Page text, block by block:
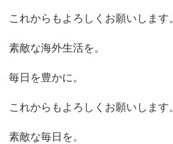
これからもよろしくお願いします。
素敵な海外生活を。
毎日を豊かに。
これからもよろしくお願いします。
素敵な毎日を。